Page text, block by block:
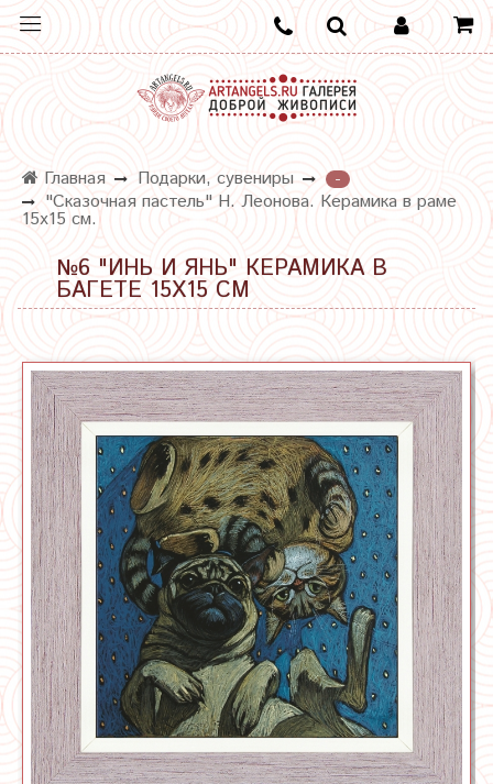
Главная Подарки, сувениры
-
"Сказочная пастель" Н. Леонова. Керамика в раме
15х15 см.
№6 "ИНЬ И ЯНЬ" КЕРАМИКА В
БАГЕТЕ 15Х15 СМ